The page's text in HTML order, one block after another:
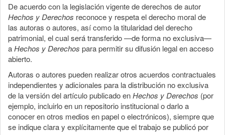
De acuerdo con la legislación vigente de derechos de autor
Hechos y Derechos reconoce y respeta el derecho moral de
las autoras o autores, así como la titularidad del derecho
patrimonial, el cual será transferido —de forma no exclusiva—
aHechos y Derechos para permitir su difusión legal en acceso
abierto.
Autoras o autores pueden realizar otros acuerdos contractuales
independientes y adicionales para la distribución no exclusiva
de la versión del artículo publicado enHechos y Derechos (por
ejemplo, incluirlo en un repositorio institucional o darlo a
conocer en otros medios en papel o electrónicos), siempre que
se indique clara y explícitamente que el trabajo se publicó por